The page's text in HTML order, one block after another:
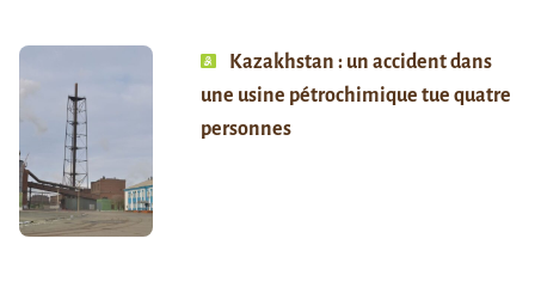
Kazakhstan : un accident dans
une usine pétrochimique tue quatre
personnes